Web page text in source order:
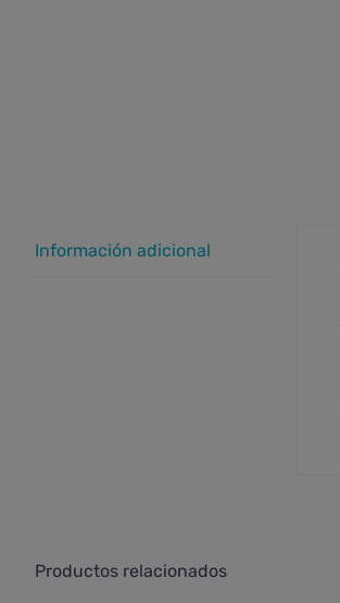
Información adicional
Productos relacionados